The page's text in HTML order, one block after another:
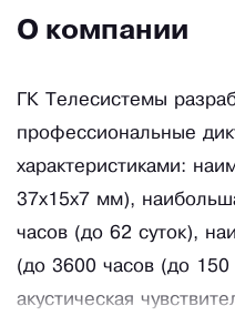
О компании
ГК Телесистемы
профессиональные
характеристиками:
37x15x7 мм),
часов (до 62 суток),
(до 3600 часов (до 150
акустическая